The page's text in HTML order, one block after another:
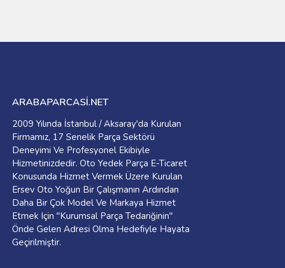
ARABAPARCASI.NET
2009 Yılında İstanbul / Aksaray'da Kurulan
Firmamız, 17 Senelik Parça Sektörü
Deneyimi Ve Profesyonel Ekibiyle
Hizmetinizdedir. Oto Yedek Parça E-Ticaret
Konusunda Hizmet Vermek Üzere Kurulan
Ersev Oto Yoğun Bir Çalışmanın Ardından
Daha Bir Çok Model Ve Markaya Hizmet
Etmek Için "Kurumsal Parça Tedariğinin"
Önde Gelen Adresi Olma Hedefiyle Hayata
Geçirilmiştir.